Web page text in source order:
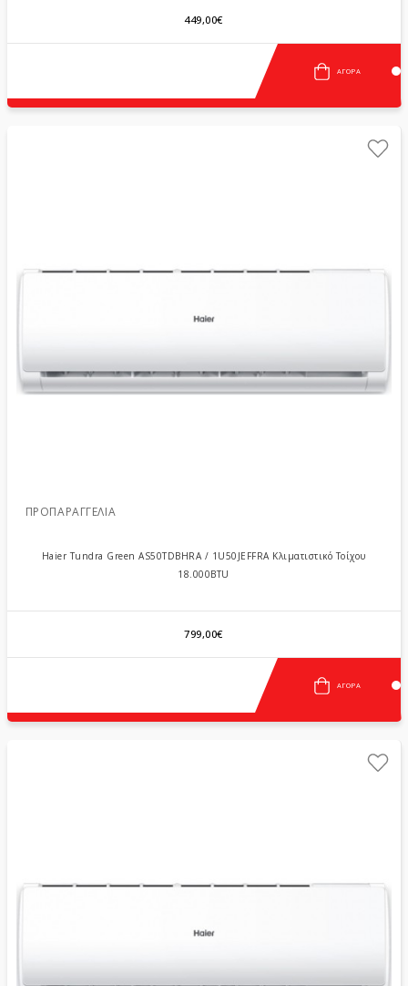
449,00€
ΑΓΟΡΆ
ΠΡΟΠΑΡΑΓΓΕΛΊΑ
Haier Tundra Green AS50TDBHRA / 1U50JEFFRA Κλιματιστικό Τοίχου
18.000BTU
799,00€
ΑΓΟΡΆ